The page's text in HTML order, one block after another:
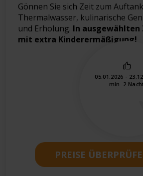
Gönnen Sie sich Zeit zum
Thermalwasser, kulinarische
und Erholung. In
mit extra Kinderermäßigung!
05.01.2026 -
min. 2
PREISE